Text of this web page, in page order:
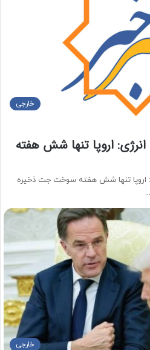
خارجی
اروپا تنها شش هفته
اروپا تنها شش هفته سوخت جت ذخیره
خارجی